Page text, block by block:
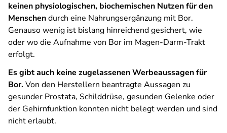
keinen physiologischen, biochemischen Nutzen für den
Menschendurch eine Nahrungsergänzung mit Bor.
Genauso wenig ist bislang hinreichend gesichert, wie
oder wo die Aufnahme von Bor im Magen-Darm-Trakt
erfolgt.
Es gibt auch keine zugelassenen Werbeaussagen für
Bor.Von den Herstellern beantragte Aussagen zu
gesunder Prostata, Schilddrüse, gesunden Gelenke oder
der Gehirnfunktion konnten nicht belegt werden und sind
nicht erlaubt.